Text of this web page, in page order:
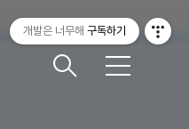
메
개발은 너무해 구독하기